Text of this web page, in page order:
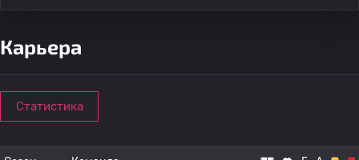
Карьера
Статистика